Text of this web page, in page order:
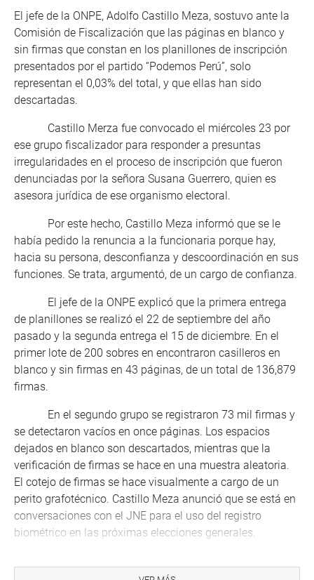
El jefe de la ONPE, Adolfo Castillo Meza, sostuvo ante la
Comisión de Fiscalización que las páginas en blanco y
sin firmas que constan en los planillones de inscripción
presentados por el partido “Podemos Perú”, solo
representan el 0,03% del total, y que ellas han sido
descartadas.
Castillo Merza fue convocado el miércoles 23 por
ese grupo fiscalizador para responder a presuntas
irregularidades en el proceso de inscripción que fueron
denunciadas por la señora Susana Guerrero, quien es
asesora jurídica de ese organismo electoral.
Por este hecho, Castillo Meza informó que se le
había pedido la renuncia a la funcionaria porque hay,
hacia su persona, desconfianza y descoordinación en sus
funciones. Se trata, argumentó, de un cargo de confianza.
El jefe de la ONPE explicó que la primera entrega
de planillones se realizó el 22 de septiembre del año
pasado y la segunda entrega el 15 de diciembre. En el
primer lote de 200 sobres en encontraron casilleros en
blanco y sin firmas en 43 páginas, de un total de 136,879
firmas.
En el segundo grupo se registraron 73 mil firmas y
se detectaron vacíos en once páginas. Los espacios
dejados en blanco son descartados, mientras que la
verificación de firmas se hace en una muestra aleatoria.
El cotejo de firmas se hace visualmente a cargo de un
perito grafotécnico. Castillo Meza anunció que se está en
conversaciones con el JNE para el uso del registro
biométrico en las próximas elecciones generales.